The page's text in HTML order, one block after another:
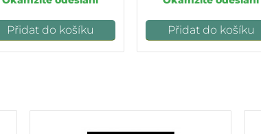
Přidat do košíku Přidat do košíku